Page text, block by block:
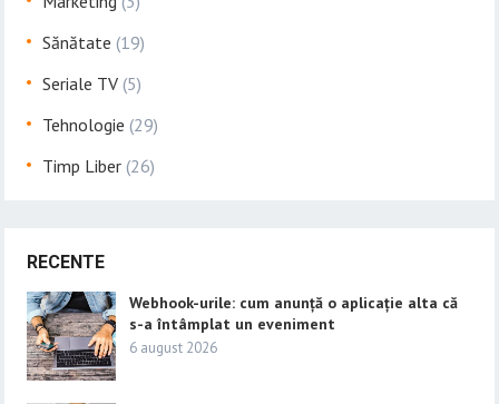
Sănătate (19)
Seriale TV (5)
Tehnologie (29)
Timp Liber (26)
RECENTE
Webhook-urile: cum anunță o aplicație alta că
s-a întâmplat un eveniment
6 august 2026